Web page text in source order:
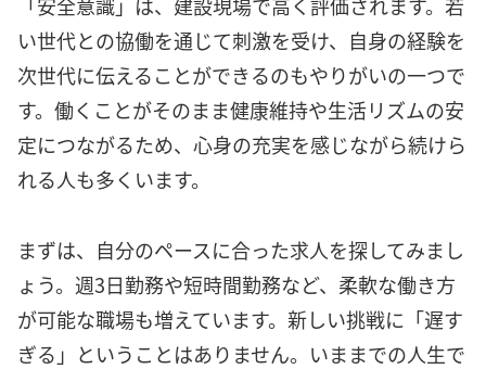
「安全意識」は、建設現場で高く評価されます。若
い世代との協働を通じて刺激を受け、自身の経験を
次世代に伝えることができるのもやりがいの一つで
す。働くことがそのまま健康維持や生活リズムの安
定につながるため、心身の充実を感じながら続けら
れる人も多くいます。
まずは、自分のペースに合った求人を探してみまし
ょう。週3日勤務や短時間勤務など、柔軟な働き方
が可能な職場も増えています。新しい挑戦に「遅す
ぎる」ということはありません。いままでの人生で